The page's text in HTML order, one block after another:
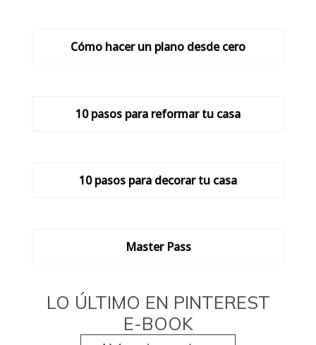
Cómo hacer un plano desde cero
10 pasos para reformar tu casa
10 pasos para decorar tu casa
Master Pass
LO ÚLTIMO EN PINTEREST
E-BOOK